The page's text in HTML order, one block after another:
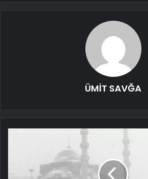
ÜMİT SAVĞA